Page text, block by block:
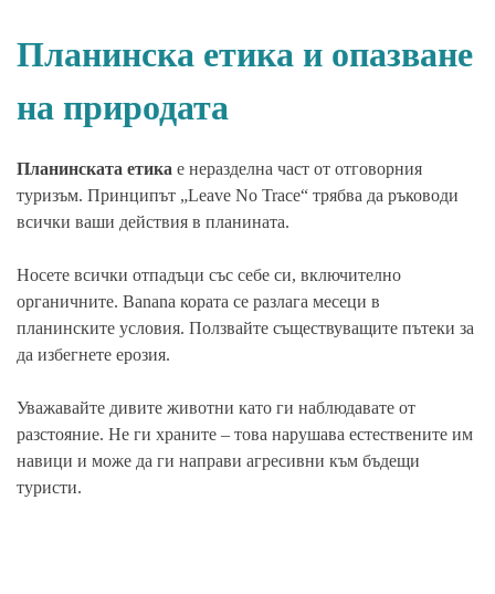
Планинска етика и опазване
на природата
Планинската етика е неразделна част от отговорния
туризъм. Принципът „Leave No Trace“ трябва да ръководи
всички ваши действия в планината.
Носете всички отпадъци със себе си, включително
органичните. Banana кората се разлага месеци в
планинските условия. Ползвайте съществуващите пътеки за
да избегнете ерозия.
Уважавайте дивите животни като ги наблюдавате от
разстояние. Не ги храните – това нарушава естествените им
навици и може да ги направи агресивни към бъдещи
туристи.